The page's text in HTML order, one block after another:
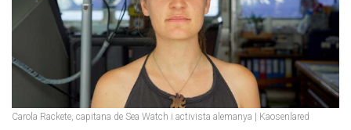
Carola Rackete, capitana de Sea Watch i activista alemanya | Kaosenlared